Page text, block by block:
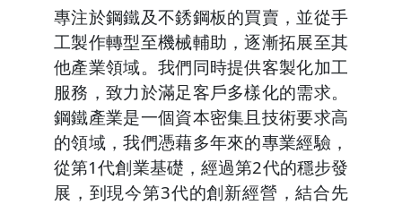
專注於鋼鐵及不銹鋼板的買賣，並從手
工製作轉型至機械輔助，逐漸拓展至其
他產業領域。我們同時提供客製化加工
服務，致力於滿足客戶多樣化的需求。
鋼鐵產業是一個資本密集且技術要求高
的領域，我們憑藉多年來的專業經驗，
從第1代創業基礎，經過第2代的穩步發
展，到現今第3代的創新經營，結合先